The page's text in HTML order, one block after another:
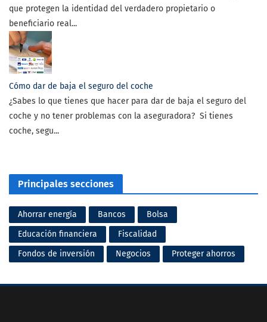
que protegen la identidad del verdadero propietario o
beneficiario real...
Cómo dar de baja el seguro del coche
¿Sabes lo que tienes que hacer para dar de baja el seguro del
coche y no tener problemas con la aseguradora? Si tienes
coche, segu...
Principales secciones
Ahorrar energía Bancos
Bolsa
Educación financiera
Fiscalidad
Fondos de inversión
Negocios Proteger ahorros